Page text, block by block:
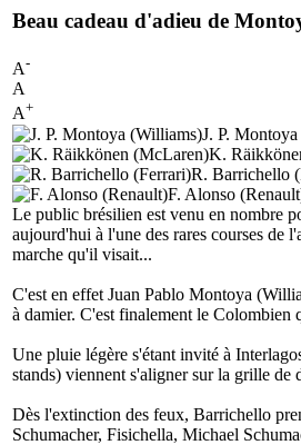
Beau cadeau d'adieu de
A-
A
A+
J. P.
K.
R. Barrichello
F. Alonso
Le public brésilien est venu en nombre
aujourd'hui à l'une des rares courses de
marche qu'il visait...
C'est en effet Juan Pablo Montoya
à damier. C'est finalement le Colombien
Une pluie légère s'étant invité à
stands) viennent s'aligner sur la grille de
Dès l'extinction des feux, Barrichello
Schumacher, Fisichella, Michael